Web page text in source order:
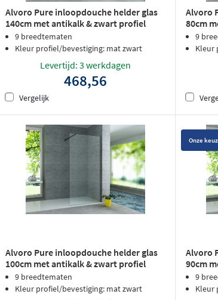
Alvoro Pure inloopdouche helder glas
140cm met antikalk & zwart profiel
9 breedtematen
Kleur profiel/bevestiging: mat zwart
Levertijd: 3 werkdagen
468,56
Vergelijk
Alvoro
80cm
9
Kleur
Alvoro Pure inloopdouche helder glas
100cm met antikalk & zwart profiel
9 breedtematen
Kleur profiel/bevestiging: mat zwart
Onze
Alvoro
90cm
9
Kleur